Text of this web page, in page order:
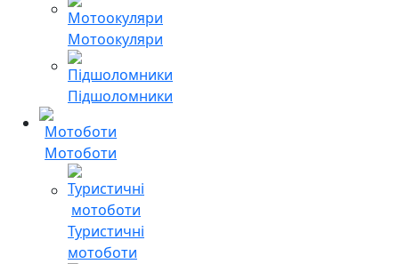
Мотоокуляри
Підшоломники
Мотоботи
Туристичні
мотоботи